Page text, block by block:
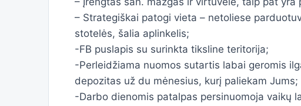
– Strategiškai patogi vieta – netoliese
stotelės, šalia aplinkelis;
-FB puslapis su surinkta tiksline teritorija;
-Perleidžiama nuomos sutartis labai geromis
depozitas už du mėnesius, kurį paliekam Jums;
-Darbo dienomis patalpas persinuomoja vaikų